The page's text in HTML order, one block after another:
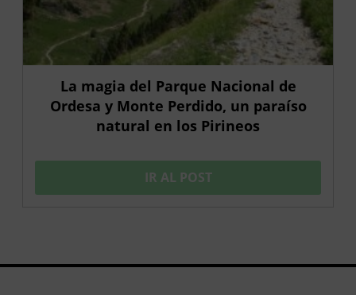
La magia del Parque Nacional de
Ordesa y Monte Perdido, un paraíso
natural en los Pirineos
IR AL POST